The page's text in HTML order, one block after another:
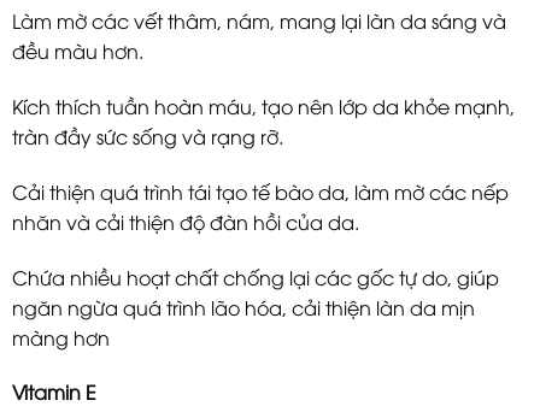
Làm mờ các vết thâm, nám, mang lại làn da sáng và
đều màu hơn.
Kích thích tuần hoàn máu, tạo nên lớp da khỏe mạnh,
tràn đầy sức sống và rạng rỡ.
Cải thiện quá trình tái tạo tế bào da, làm mờ các nếp
nhăn và cải thiện độ đàn hồi của da.
Chứa nhiều hoạt chất chống lại các gốc tự do, giúp
ngăn ngừa quá trình lão hóa, cải thiện làn da mịn
màng hơn
Vitamin E